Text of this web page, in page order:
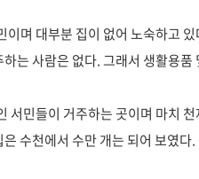
이며 대부분 집이 없어 노숙하고
는 사람은 없다. 그래서 생활용
서민들이 거주하는 곳이며 마치
수천에서 수만 개는 되어 보였